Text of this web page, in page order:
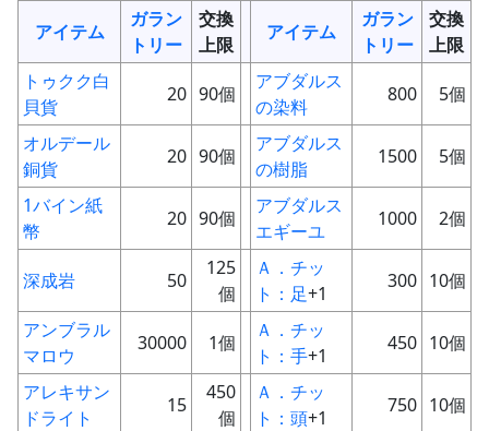
アイテム
ガラン
トリー
交換
上限
アイテム
ガラン
トリー
交換
上限
トゥクク白
貝貨
20 90個
アブダルス
の染料
800 5個
オルデール
銅貨
20 90個
アブダルス
の樹脂
1500 5個
1バイン紙
幣
20 90個
アブダルス
エギーユ
1000 2個
深成岩 50
125
個
Ａ．チッ
ト：足+1
300 10個
アンブラル
マロウ
30000 1個
Ａ．チッ
ト：手+1
450 10個
アレキサン
ドライト
15
450
個
Ａ．チッ
ト：頭+1
750 10個